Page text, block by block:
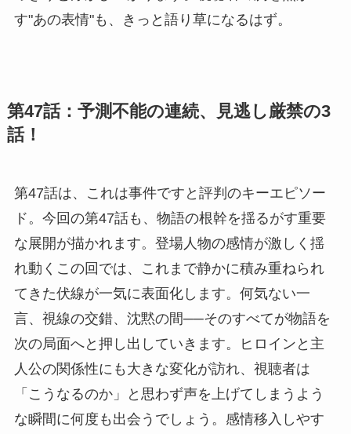
す"あの表情"も、きっと語り草になるはず。
第47話：予測不能の連続、見逃し厳禁の3
話！
第47話は、これは事件ですと評判のキーエピソー
ド。今回の第47話も、物語の根幹を揺るがす重要
な展開が描かれます。登場人物の感情が激しく揺
れ動くこの回では、これまで静かに積み重ねられ
てきた伏線が一気に表面化します。何気ない一
言、視線の交錯、沈黙の間──そのすべてが物語を
次の局面へと押し出していきます。ヒロインと主
人公の関係性にも大きな変化が訪れ、視聴者は
「こうなるのか」と思わず声を上げてしまうよう
な瞬間に何度も出会うでしょう。感情移入しやす